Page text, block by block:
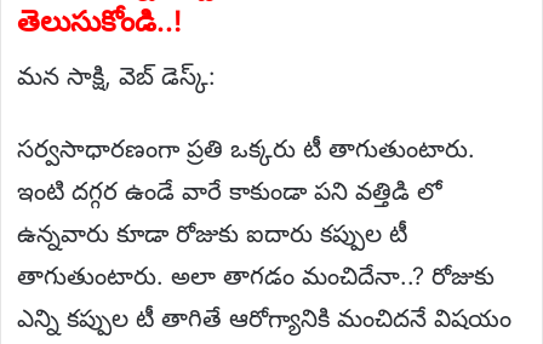
తెలుసుకోండి..!
మన సాక్షి, వెబ్ డెస్క్:
సర్వసాధారణంగా ప్రతి ఒక్కరు టీ తాగుతుంటారు.
ఇంటి దగ్గర ఉండే వారే కాకుండా పని వత్తిడి లో
ఉన్నవారు కూడా రోజుకు ఐదారు కప్పుల టీ
తాగుతుంటారు. అలా తాగడం మంచిదేనా..? రోజుకు
ఎన్ని కప్పుల టీ తాగితే ఆరోగ్యానికి మంచిదనే విషయం